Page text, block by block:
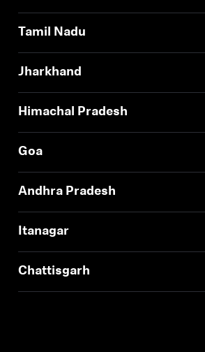
Tamil Nadu
Jharkhand
Himachal Pradesh
Goa
Andhra Pradesh
Itanagar
Chattisgarh